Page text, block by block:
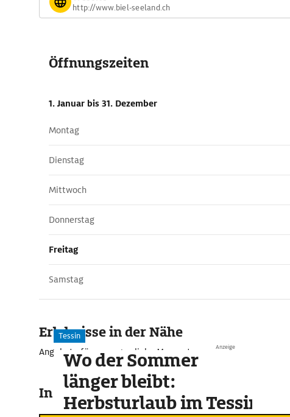
http://www.biel-seeland.ch
Öffnungszeiten
1. Januar bis 31. Dezember
Montag
Dienstag
Mittwoch
Donnerstag
Freitag
Samstag
Erlebnisse in der Nähe
Angebote für unvergessliche Momente
In der Umgebung
Anzeige
Tessin
Wo der Sommer
länger bleibt:
Herbsturlaub im Tessin